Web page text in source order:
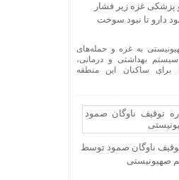
غزه زیر فشار
دارو تا نبود سوخت
به غزه و حمله‌های
بهداشتی و درمانی،
ساکنان این منطقه
توقیف ناوگان صمود توسط
صهیونیستی